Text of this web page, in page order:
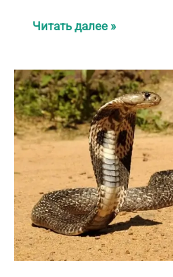
Несколько
тайском
массаже
Читать далее »